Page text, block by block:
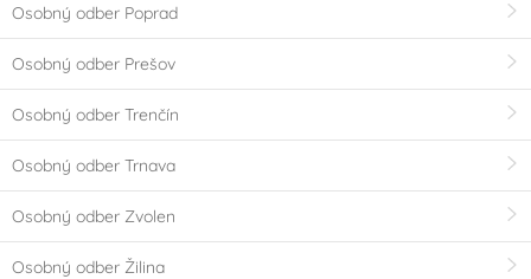
Osobný odber Poprad
Osobný odber Prešov
Osobný odber Trenčín
Osobný odber Trnava
Osobný odber Zvolen
Osobný odber Žilina